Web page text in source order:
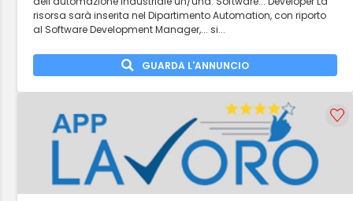
risorsa sarà inserita nel Dipartimento Automation, con riporto
al Software Development Manager,... si...
GUARDA L'ANNUNCIO